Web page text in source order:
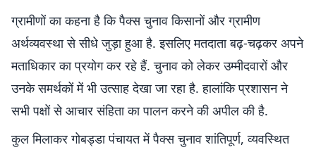
ग्रामीणों का कहना है कि पैक्स चुनाव किसानों और ग्रामीण
अर्थव्यवस्था से सीधे जुड़ा हुआ है. इसलिए मतदाता बढ़-चढ़कर अपने
मताधिकार का प्रयोग कर रहे हैं. चुनाव को लेकर उम्मीदवारों और
उनके समर्थकों में भी उत्साह देखा जा रहा है. हालांकि प्रशासन ने
सभी पक्षों से आचार संहिता का पालन करने की अपील की है.
कुल मिलाकर गोबड्डा पंचायत में पैक्स चुनाव शांतिपूर्ण, व्यवस्थित